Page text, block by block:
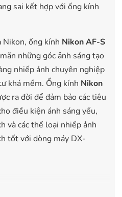
sai kết hợp với ống kính
ống kính Nikon AF-S
những góc ảnh sáng tạo
nhiếp ảnh chuyên nghiệp
khá mềm. Ống kính Nikon
ra đời để đảm bảo các tiêu
điều kiện ánh sáng yếu,
và các thể loại nhiếp ảnh
tốt với dòng máy DX-